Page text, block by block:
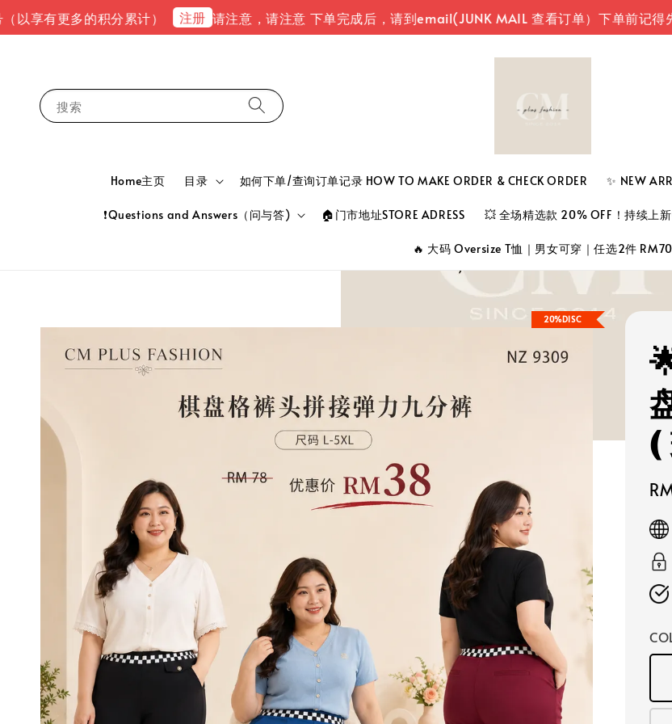
有更多的积分累计） 注册 请注意，请注意 下单完成后，请到email(JUNK MAIL 查看订单）下单前记得先注
搜索
Home主页 目录 如何下单/查询订单记录 HOW TO MAKE ORDER & CHECK ORDER ✨ NEW
❗Questions and Answers（问与答) 🏠门市地址STORE ADRESS 💥 全场精选款 20% OFF！持续上新
🔥 大码 Oversize T恤｜男女可穿｜任选2件 RM70
20%DISC
(